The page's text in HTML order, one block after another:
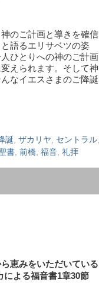
のご計画と導きを確信
語るエリサベツの姿
ひとりへの神のご計画
えられます。そして神
なイエスさまのご降誕
誕 ザカリヤ セントラル
書 前橋 福音 礼拝
恵みをいただいている
1章30節